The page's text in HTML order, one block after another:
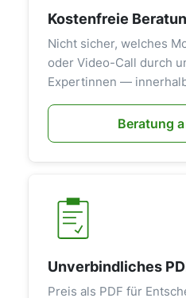
Kostenfreie
Nicht sicher, welches
oder Video-Call durch
Expertinnen —
Beratung
Unverbindliches
Preis als PDF für